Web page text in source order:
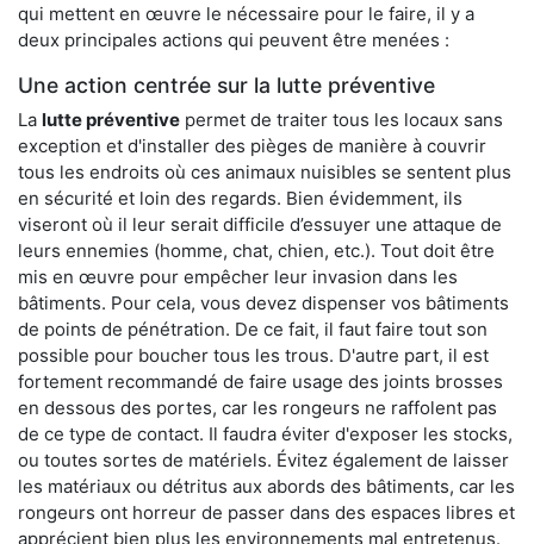
qui mettent en œuvre le nécessaire pour le faire, il y a
deux principales actions qui peuvent être menées :
Une action centrée sur la lutte préventive
La lutte préventive permet de traiter tous les locaux sans
exception et d'installer des pièges de manière à couvrir
tous les endroits où ces animaux nuisibles se sentent plus
en sécurité et loin des regards. Bien évidemment, ils
viseront où il leur serait difficile d’essuyer une attaque de
leurs ennemies (homme, chat, chien, etc.). Tout doit être
mis en œuvre pour empêcher leur invasion dans les
bâtiments. Pour cela, vous devez dispenser vos bâtiments
de points de pénétration. De ce fait, il faut faire tout son
possible pour boucher tous les trous. D'autre part, il est
fortement recommandé de faire usage des joints brosses
en dessous des portes, car les rongeurs ne raffolent pas
de ce type de contact. Il faudra éviter d'exposer les stocks,
ou toutes sortes de matériels. Évitez également de laisser
les matériaux ou détritus aux abords des bâtiments, car les
rongeurs ont horreur de passer dans des espaces libres et
apprécient bien plus les environnements mal entretenus.